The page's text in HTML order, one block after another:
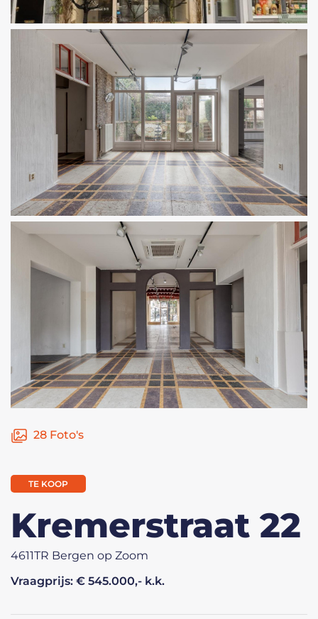
28 Foto's
TE KOOP
Kremerstraat 22
4611TR Bergen op Zoom
Vraagprijs: € 545.000,- k.k.